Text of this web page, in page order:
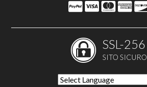
SSL-256
SITO SICURO